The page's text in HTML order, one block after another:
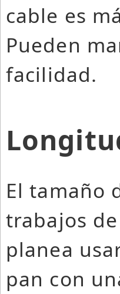
cable es
Pueden
facilidad.
El tamaño
trabajos
planea
pan con